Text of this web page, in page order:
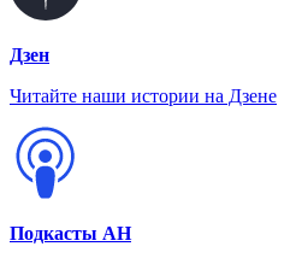
Дзен
Читайте наши истории на Дзене
Подкасты АН